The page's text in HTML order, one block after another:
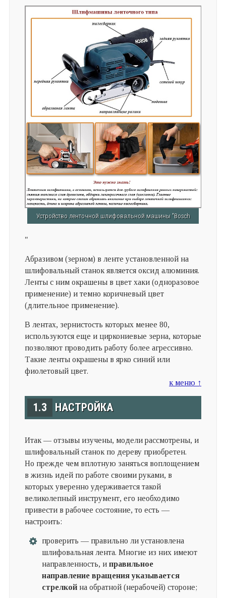
Устройство ленточной шлифовальной машины "Bosch
"
Абразивом (зерном) в ленте установленной на
шлифовальный станок является оксид алюминия.
Ленты с ним окрашены в цвет хаки (одноразовое
применение) и темно коричневый цвет
(длительное применение).
В лентах, зернистость которых менее 80,
используются еще и циркониевые зерна, которые
позволяют проводить работу более агрессивно.
Такие ленты окрашены в ярко синий или
фиолетовый цвет.
к меню ↑
1.3 НАСТРОЙКА
Итак — отзывы изучены, модели рассмотрены, и
шлифовальный станок по дереву приобретен.
Но прежде чем вплотную заняться воплощением
в жизнь идей по работе своими руками, в
которых уверенно удерживается такой
великолепный инструмент, его необходимо
привести в рабочее состояние, то есть —
настроить:
проверить — правильно ли установлена
шлифовальная лента. Многие из них имеют
направленность, и правильное
направление вращения указывается
стрелкойна обратной (нерабочей) стороне;